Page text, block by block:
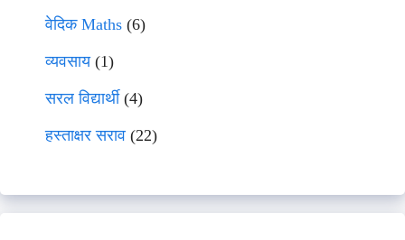
वेदिक Maths (6)
व्यवसाय(1)
सरल विद्यार्थी(4)
हस्ताक्षर सराव (22)